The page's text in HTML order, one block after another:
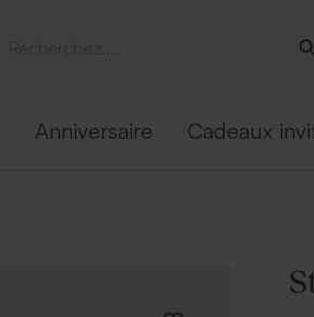
Anniversaire Cadeaux